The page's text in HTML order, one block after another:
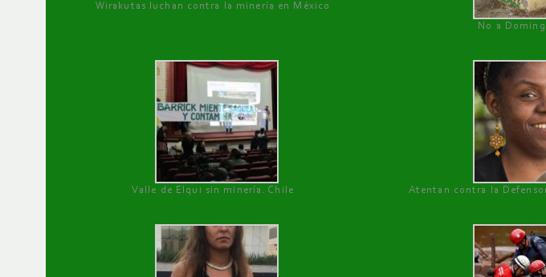
Wirakutas luchan contra la minería en México
No a
Valle de Elqui sin minería. Chile Atentan contra la